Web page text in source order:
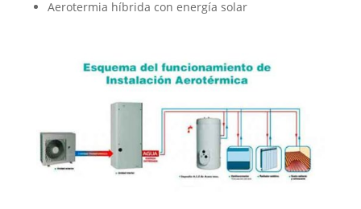
Aerotermia híbrida con energía solar